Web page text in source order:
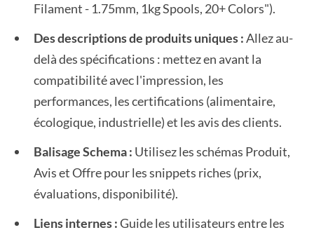
Filament - 1.75mm, 1kg Spools, 20+ Colors").
Des descriptions de produits uniques :Allez au-
delà des spécifications : mettez en avant la
compatibilité avec l'impression, les
performances, les certifications (alimentaire,
écologique, industrielle) et les avis des clients.
Balisage Schema : Utilisez les schémas Produit,
Avis et Offre pour les snippets riches (prix,
évaluations, disponibilité).
Liens internes :Guide les utilisateurs entre les